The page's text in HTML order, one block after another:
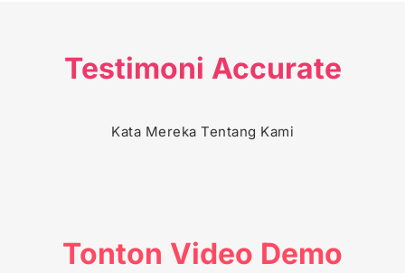
Testimoni Accurate
Kata Mereka Tentang Kami
PT. DAIMATSU INDUSTRI INDONESIA
SCUTO INDONESIA
Tonton Video Demo